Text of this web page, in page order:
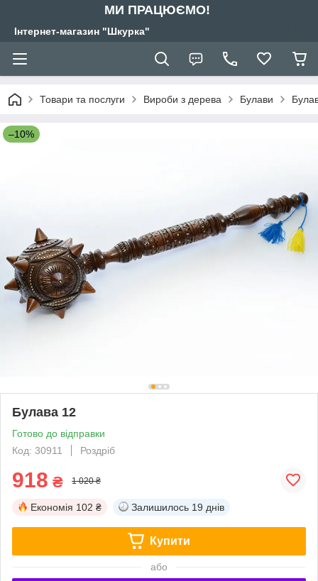
МИ ПРАЦЮЄМО!
Інтернет-магазин "Шкурка"
Товари та послуги Вироби з дерева Булави
–10%
Булава 12
Готово до відправки
Код: 30911
Роздріб
918 ₴ 1 020 ₴
Економія 102 ₴ Залишилось 19 днів
Купити
або